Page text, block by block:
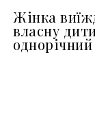
Жінка
власну